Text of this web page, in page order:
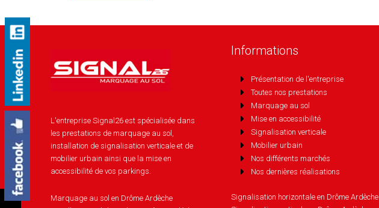
L'entreprise Signal26 est spécialisée dans
les prestations de marquage au sol,
installation de signalisation verticale et de
mobilier urbain ainsi que la mise en
accessibilité de vos parkings.
Marquage au sol en Drôme Ardèche
Informations
Présentation de l'entreprise
Toutes nos prestations
Marquage au sol
Mise en accessibilité
Signalisation verticale
Mobilier urbain
Nos différents marchés
Nos dernières réalisations
Signalisation horizontale en Drôme Ardèche